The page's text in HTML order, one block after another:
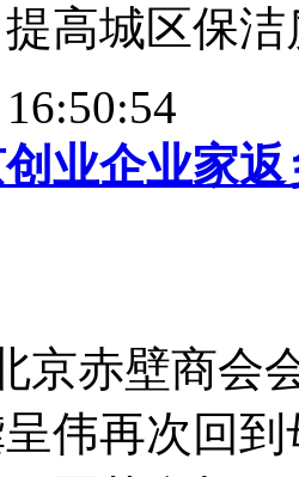
高城区保洁
业企业家
京赤壁商会
伟再次回